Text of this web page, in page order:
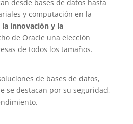
desde bases de datos hasta
y computación en la
la innovación y la
de Oracle una elección
de todos los tamaños.
de bases de datos,
se destacan por su seguridad,